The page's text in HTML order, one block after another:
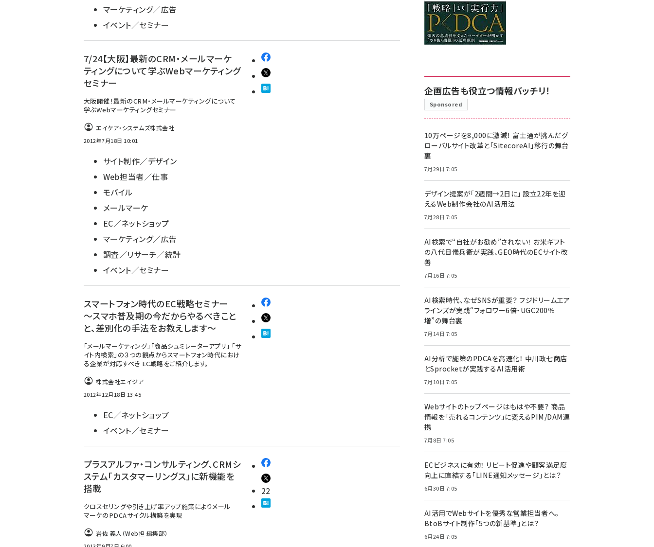
マーケティング／広告
イベント／セミナー
7/24【大阪】最新のCRM・メールマーケ
ティングについて学ぶWebマーケティング
セミナー
大阪開催！最新のCRM・メールマーケティングについて
学ぶWebマーケティングセミナー
エイケア・システムズ株式会社
2012年7月18日 10:01
サイト制作／デザイン
Web担当者／仕事
モバイル
メールマーケ
EC／ネットショップ
マーケティング／広告
調査／リサーチ／統計
イベント／セミナー
スマートフォン時代のEC戦略セミナー
～スマホ普及期の今だからやるべきこと
と、差別化の手法をお教えします～
「メールマーケティング」「商品シュミレーターアプリ」 「サ
イト内検索」の３つの観点からスマートフォン時代におけ
る企業が対応すべき EC戦略をご紹介します。
株式会社エイジア
2012年12月18日 13:45
EC／ネットショップ
イベント／セミナー
プラスアルファ・コンサルティング、CRMシ
ステム「カスタマーリングス」に新機能を
搭載
クロスセリングや引き上げ率アップ施策によりメール
マーケのPDCAサイクル構築を実現
岩佐 義人（Web担 編集部）
22
企画広告も役立つ情報バッチリ！
Sponsored
10万ページを8,000に激減！ 富士通が挑んだグ
ローバルサイト改革と「SitecoreAI」移行の舞台
裏
7月29日 7:05
デザイン提案が「2週間→2日に」 設立22年を迎
えるWeb制作会社のAI活用法
7月28日 7:05
AI検索で“自社がお勧め”されない！ お米ギフト
の八代目儀兵衛が実践、GEO時代のECサイト改
善
7月16日 7:05
AI検索時代、なぜSNSが重要？ フジドリームエア
ラインズが実践“フォロワー6倍・UGC200％
増”の舞台裏
7月14日 7:05
AI分析で施策のPDCAを高速化！ 中川政七商店
とSprocketが実践するAI活用術
7月10日 7:05
Webサイトのトップページはもはや不要？ 商品
情報を「売れるコンテンツ」に変えるPIM/DAM連
携
7月8日 7:05
ECビジネスに有効！ リピート促進や顧客満足度
向上に直結する「LINE通知メッセージ」とは？
6月30日 7:05
AI活用でWebサイトを優秀な営業担当者へ。
BtoBサイト制作「5つの新基準」とは？
6月24日 7:05